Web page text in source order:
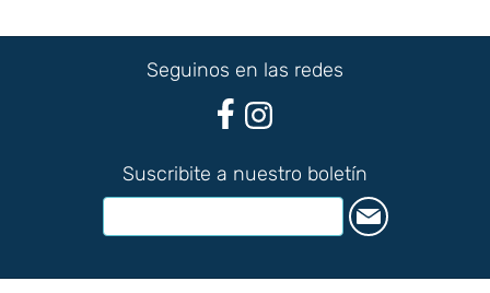
Seguinos en las redes
Suscribite a nuestro boletín